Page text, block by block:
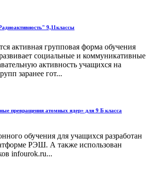
9,11классы
активная групповая форма обучения
социальные и коммуникативные
активность учащихся на
заранее гот...
превращения атомных ядер» для 9 Б класса
обучения для учащихся разработан
РЭШ. А также использован
infourok.ru...